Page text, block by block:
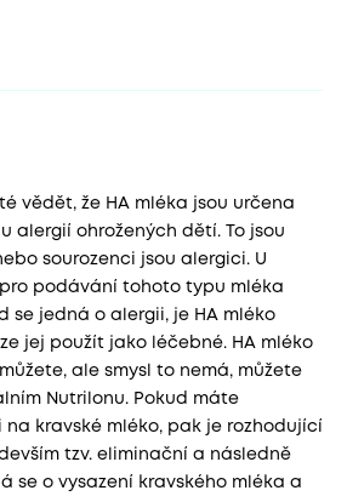
vědět, že HA mléka jsou určena
alergií ohrožených dětí. To jsou
sourozenci jsou alergici. U
podávání tohoto typu mléka
se jedná o alergii, je HA mléko
jej použít jako léčebné. HA mléko
ale smysl to nemá, můžete
Nutrilonu. Pokud máte
kravské mléko, pak je rozhodující
tzv. eliminační a následně
se o vysazení kravského mléka a